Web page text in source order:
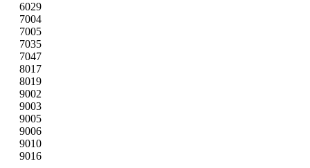
6029
7004
7005
7035
7047
8017
8019
9002
9003
9005
9006
9010
9016